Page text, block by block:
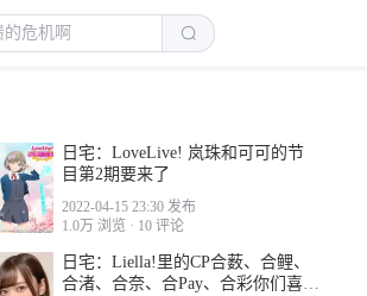
日宅：LoveLive! 岚珠和可可的节
目第2期要来了
2022-04-15 23:30 发布
1.0万 浏览 · 10 评论
日宅：Liella!里的CP合薮、合鲤、
合渚、合奈、合Pay、合彩你们喜欢